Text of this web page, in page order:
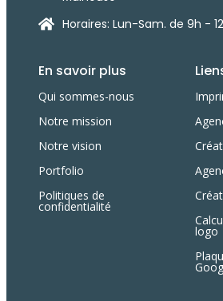
Horaires: Lun-Sam. de 9h -
En savoir plus
Qui sommes-nous
Notre mission
Notre vision
Portfolio
Politiques de
confidentialité
logo